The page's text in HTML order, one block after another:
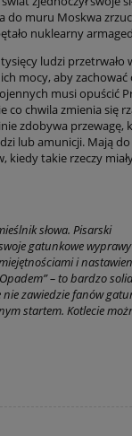
do muru Moskwa
nuklearny
ludzi przetrwało
mocy, aby zachować
musi opuścić
co chwila zmienia się
zdobywa przewagę,
lub amunicji. Mają do
kiedy takie rzeczy
słowa. Pisarski
gatunkowe
i
– to bardzo
zawiedzie fanów
startem. Kotlecie